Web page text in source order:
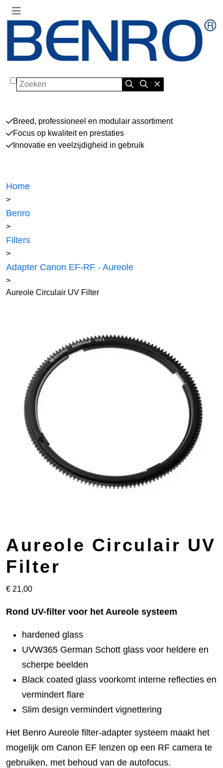
Zoeken
Breed, professioneel en modulair assortiment
Focus op kwaliteit en prestaties
Innovatie en veelzijdigheid in gebruik
Home
>
Benro
>
Filters
>
Adapter Canon EF-RF - Aureole
>
Aureole Circulair UV Filter
Aureole Circulair UV
Filter
€ 21,00
Rond UV-filter voor het Aureole systeem
hardened glass
UVW365 German Schott glass voor heldere en
scherpe beelden
Black coated glass voorkomt interne reflecties en
vermindert flare
Slim design vermindert vignettering
Het Benro Aureole filter-adapter systeem maakt het
mogelijk om Canon EF lenzen op een RF camera te
gebruiken, met behoud van de autofocus.